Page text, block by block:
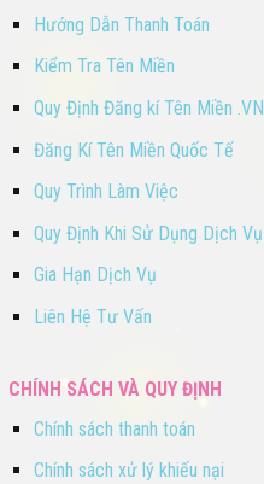
Hướng Dẫn Thanh Toán
Kiểm Tra Tên Miền
Quy Định Đăng kí Tên Miền .VN
Đăng Kí Tên Miền Quốc Tế
Quy Trình Làm Việc
Quy Định Khi Sử Dụng Dịch Vụ
Gia Hạn Dịch Vụ
Liên Hệ Tư Vấn
CHÍNH SÁCH VÀ QUY ĐỊNH
Chính sách thanh toán
Chính sách xử lý khiếu nại